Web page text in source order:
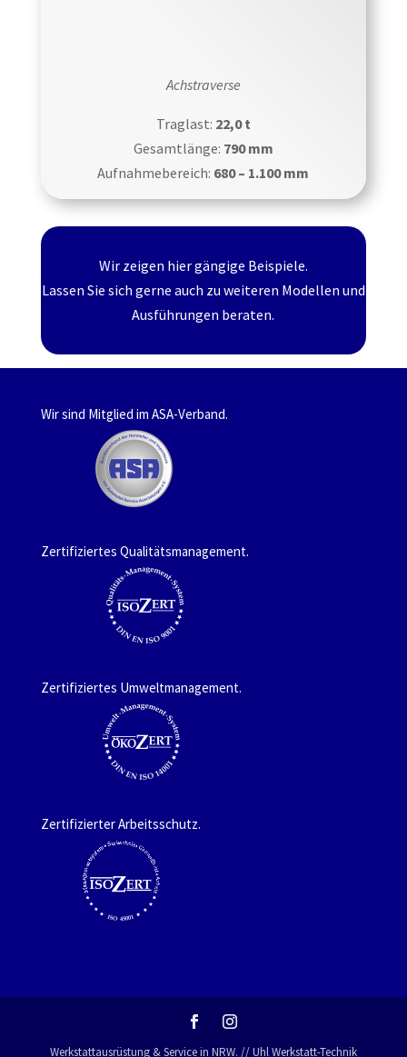
Achstraverse
Traglast: 22,0 t
Gesamtlänge: 790 mm
Aufnahmebereich: 680 – 1.100 mm
Wir zeigen hier gängige Beispiele.
Lassen Sie sich gerne auch zu weiteren Modellen und
Ausführungen beraten.
Wir sind Mitglied im ASA-Verband.
Zertifiziertes Qualitätsmanagement.
Zertifiziertes Umweltmanagement.
Zertifizierter Arbeitsschutz.
Werkstattausrüstung & Service in NRW. // Uhl Werkstatt-Technik